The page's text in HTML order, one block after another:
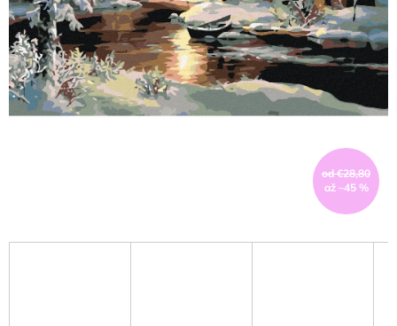
od €28,80
až –45 %